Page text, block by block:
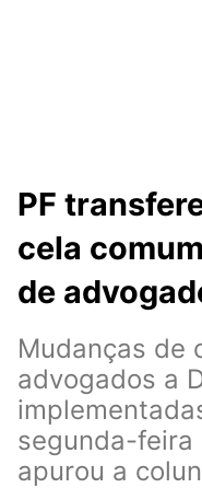
PF
cela
de
Mudanças de
advogados a
segunda-feira
apurou a